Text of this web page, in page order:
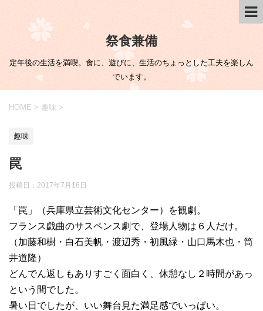
祭食兼備
定年後の生活を満喫。食に、遊びに、生活のちょっとした工夫を楽しん
でいます。
HOME > 趣味 >
趣味
罠
投稿日： 2017年7月16日
「罠」（兵庫県立芸術文化センター）を観劇。
フランス戯曲のサスペンス劇で、登場人物は６人だけ。
（加藤和樹・白石美帆・渡辺秀・初風緑・山口馬木也・筒
井道隆）
どんでん返しもありすごく面白く、休憩なし２時間があっ
という間でした。
暑い日でしたが、いい舞台見た満足感でいっぱい。